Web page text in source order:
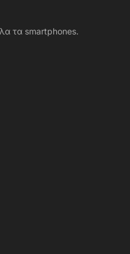
τα smartphones.